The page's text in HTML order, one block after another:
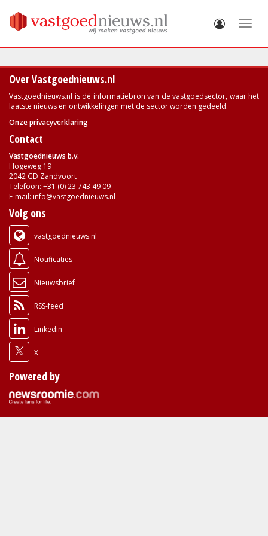
Over Vastgoednieuws.nl
Vastgoednieuws.nl is dé informatiebron van de vastgoedsector, waar het
laatste nieuws en ontwikkelingen met de sector worden gedeeld.
Onze privacyverklaring
Contact
Vastgoednieuws b.v.
Hogeweg 19
2042 GD Zandvoort
Telefoon: +31 (0) 23 743 49 09
E-mail: info@vastgoednieuws.nl
Volg ons
vastgoednieuws.nl
Notificaties
Nieuwsbrief
RSS-feed
Linkedin
X
Powered by